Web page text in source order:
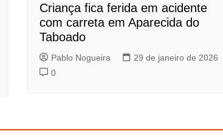
Criança fica ferida em acidente
com carreta em Aparecida do
Taboado
Pablo Nogueira
29 de janeiro de 2026
0